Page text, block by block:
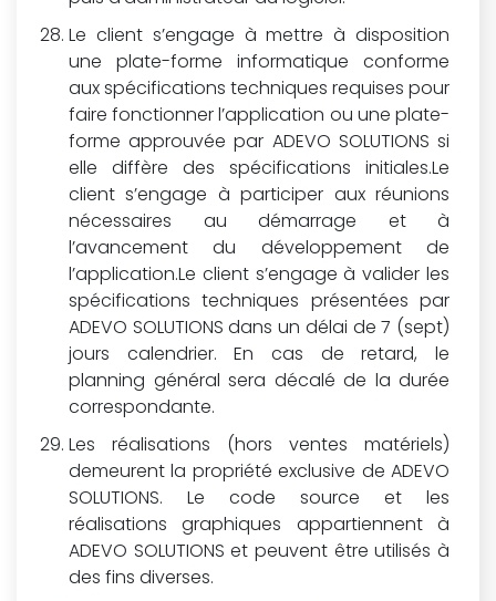
Le client s’engage à mettre à disposition
une plate-forme informatique conforme
aux spécifications techniques requises pour
faire fonctionner l’application ou une plate-
forme approuvée par ADEVO SOLUTIONS si
elle diffère des spécifications initiales.Le
client s’engage à participer aux réunions
nécessaires au démarrage et à
l’avancement du développement de
l’application.Le client s’engage à valider les
spécifications techniques présentées par
ADEVO SOLUTIONS dans un délai de 7 (sept)
jours calendrier. En cas de retard, le
planning général sera décalé de la durée
correspondante.
Les réalisations (hors ventes matériels)
demeurent la propriété exclusive de ADEVO
SOLUTIONS. Le code source et les
réalisations graphiques appartiennent à
ADEVO SOLUTIONS et peuvent être utilisés à
des fins diverses.